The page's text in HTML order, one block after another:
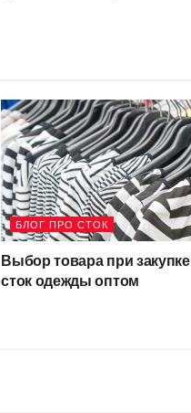
БЛОГ ПРО СТОК
Выбор товара при закупке
сток одежды оптом